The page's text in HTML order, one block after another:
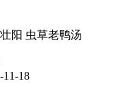
阳 虫草老鸭汤
18